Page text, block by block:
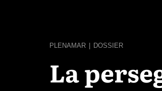
PLENAMAR DOSSIER
La